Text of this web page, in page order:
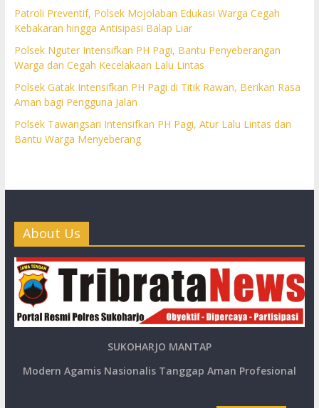
Patroli Preventif, Polsek Mojolaban Edukasi Warga Cegah
Kebakaran hingga Antisipasi Balap Liar
Polsek Nguter Intensifkan PH Pagi, Bantu Penyeberangan
Warga dan Cegah Kecelakaan Lalu Lintas
Polsek Gatak Intensifkan PH Pagi di Titik Rawan, Berikan Rasa
Aman bagi Pengguna Jalan
Polsek Tawangsari Intensifkan PH Pagi, Atur Lalu Lintas dan
Bantu Warga Menyeberang
About Us
SUKOHARJO MANTAP
Modern Agamis Nasionalis Tanggap Aman Profesional